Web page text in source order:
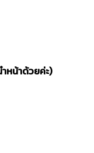
หน้าด้วยค่ะ)